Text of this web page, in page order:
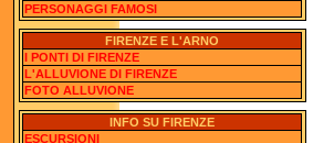
PERSONAGGI FAMOSI
FIRENZE E L'ARNO
I PONTI DI FIRENZE
L'ALLUVIONE DI FIRENZE
FOTO ALLUVIONE
INFO SU FIRENZE
ESCURSIONI